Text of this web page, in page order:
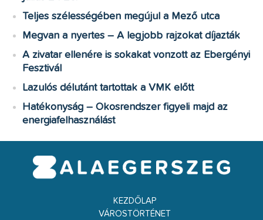
Teljes szélességében megújul a Mező utca
Megvan a nyertes – A legjobb rajzokat díjazták
A zivatar ellenére is sokakat vonzott az Ebergényi
Fesztivál
Lazulós délutánt tartottak a VMK előtt
Hatékonyság – Okosrendszer figyeli majd az
energiafelhasználást
KEZDŐLAP
VÁROSTÖRTÉNET